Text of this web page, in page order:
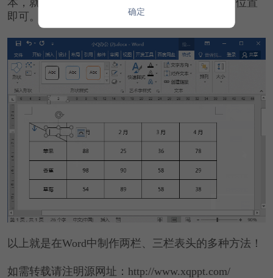
即可。
以上就是在Word中制作两栏、三栏表头的多种方法！
如需转载请注明源网址：http://www.xqppt.com/
确定